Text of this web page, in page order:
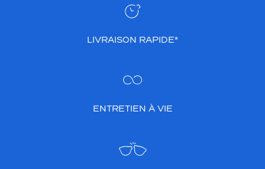
LIVRAISON RAPIDE*
ENTRETIEN À VIE